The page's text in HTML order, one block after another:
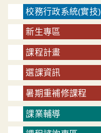
校務行政系統(實技)
新生專區
課程計畫
選課資訊
暑期重補修課程
課業輔導